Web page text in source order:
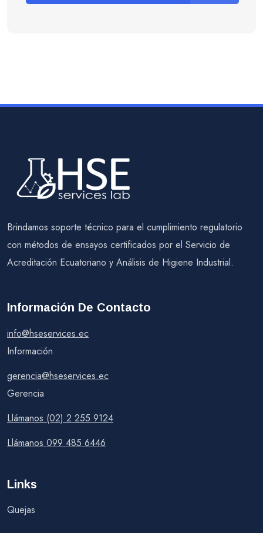
Brindamos soporte técnico para el cumplimiento regulatorio
con métodos de ensayos certificados por el Servicio de
Acreditación Ecuatoriano y Análisis de Higiene Industrial.
Información De Contacto
info@hseservices.ec
Información
gerencia@hseservices.ec
Gerencia
Llámanos (02) 2 255 9124
Llámanos 099 485 6446
Links
Quejas